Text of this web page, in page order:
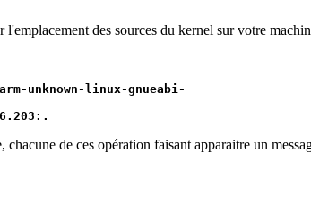
l'emplacement des sources du kernel sur votre
unknown-linux-gnueabi-
de ces opération faisant apparaitre un